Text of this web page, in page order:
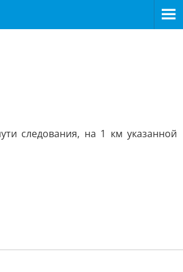
следования, на 1 км указанной